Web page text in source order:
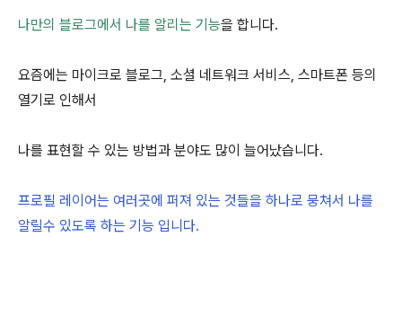
나만의 블로그에서 나를 알리는 기능을 합니다.
요즘에는 마이크로 블로그, 소셜 네트워크 서비스, 스마트폰 등의
열기로 인해서
나를 표현할 수 있는 방법과 분야도 많이 늘어났습니다.
프로필 레이어는 여러곳에 퍼져 있는 것들을 하나로 뭉쳐서 나를
알릴수 있도록 하는 기능 입니다.